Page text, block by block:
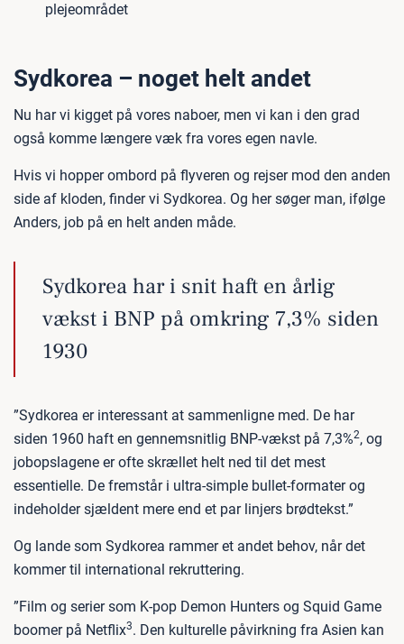
plejeområdet
Sydkorea – noget helt andet
Nu har vi kigget på vores naboer, men vi kan i den grad
også komme længere væk fra vores egen navle.
Hvis vi hopper ombord på flyveren og rejser mod den anden
side af kloden, finder vi Sydkorea. Og her søger man, ifølge
Anders, job på en helt anden måde.
Sydkorea har i snit haft en årlig
vækst i BNP på omkring 7,3% siden
1930
”Sydkorea er interessant at sammenligne med. De har
siden 1960 haft en gennemsnitlig BNP-vækst på 7,3%2, og
jobopslagene er ofte skrællet helt ned til det mest
essentielle. De fremstår i ultra-simple bullet-formater og
indeholder sjældent mere end et par linjers brødtekst.”
Og lande som Sydkorea rammer et andet behov, når det
kommer til international rekruttering.
”Film og serier som K-pop Demon Hunters og Squid Game
boomer på Netflix3. Den kulturelle påvirkning fra Asien kan